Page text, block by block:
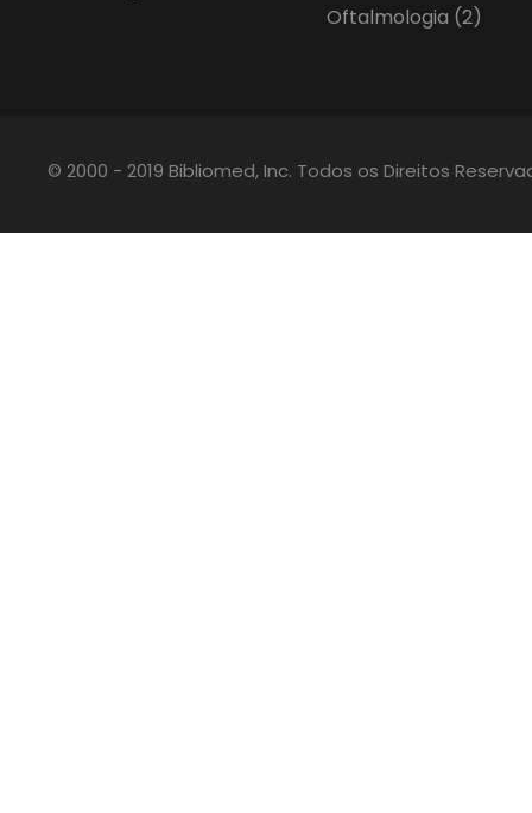
Oftalmologia (2)
© 2000 - 2019 Bibliomed, Inc. Todos os Direitos